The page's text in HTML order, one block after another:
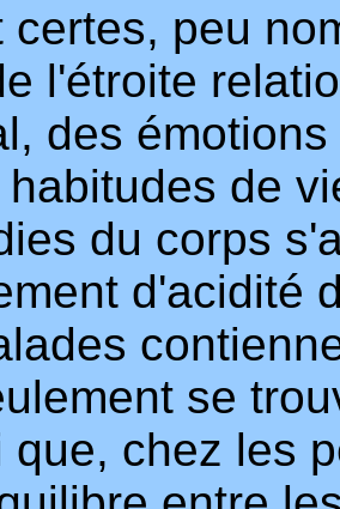
peu
l'étroite
des
de
du corps
d'acidité
se
que, chez les